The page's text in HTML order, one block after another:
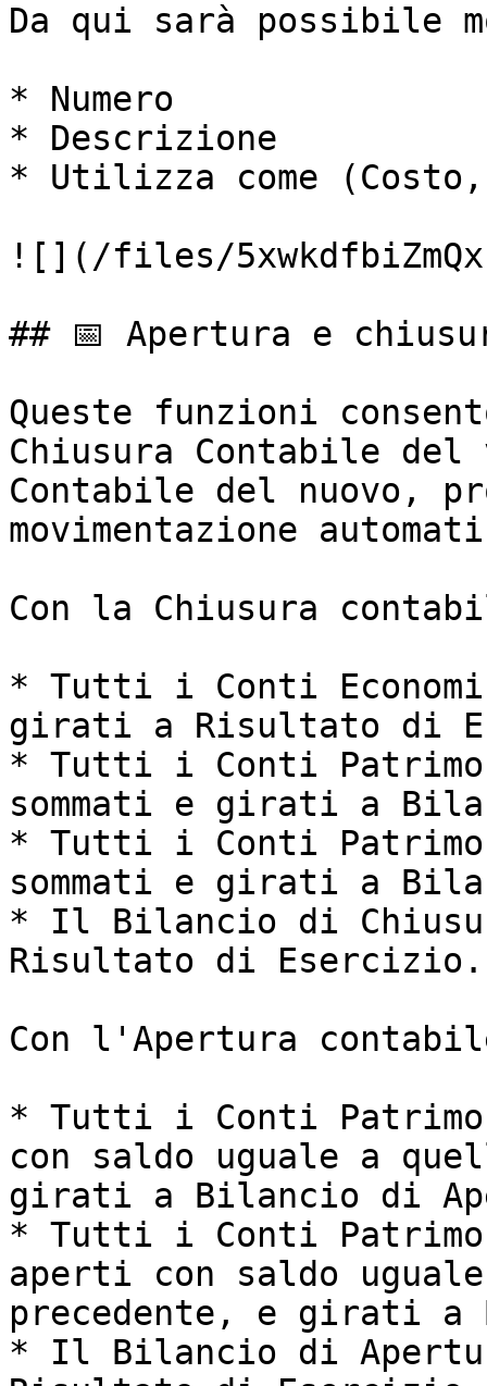
Da qui sarà possibile
* Numero
* Descrizione
* Utilizza come
![](/files/
## 📅 Apertura e
Queste funzioni
Chiusura Contabile del
Contabile del nuovo,
movimentazione
Con la Chiusura
* Tutti i Conti
girati a Risultato di
* Tutti i Conti
sommati e girati a
* Tutti i Conti
sommati e girati a
* Il Bilancio di
Risultato di Esercizio.
Con l'Apertura
* Tutti i Conti
con saldo uguale a
girati a Bilancio di
* Tutti i Conti
aperti con saldo
precedente, e girati a
* Il Bilancio di